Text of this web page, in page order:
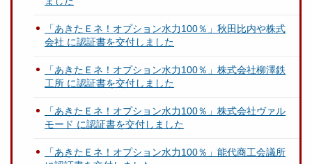
「あきたＥネ！オプション水力100％」秋田比内や株式
会社 に認証書を交付しました
「あきたＥネ！オプション水力100％」株式会社柳澤鉄
工所 に認証書を交付しました
「あきたＥネ！オプション水力100％」株式会社ヴァル
モード に認証書を交付しました
「あきたＥネ！オプション水力100％」能代商工会議所